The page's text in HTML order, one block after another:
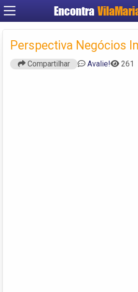
Encontra
Cadastrar
Criar conta
Perspectiva Negócios
Compartilhar Avalie! 261